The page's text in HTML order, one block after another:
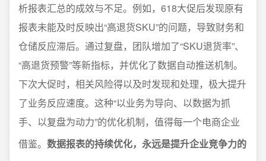
析报表汇总的成效与不足。例如，618大促后发现原有
报表未能及时反映出“高退货SKU”的问题，导致财务和
仓储反应滞后。通过复盘，团队增加了“SKU退货率”、
“高退货预警”等新指标，并优化了数据自动推送机制。
下次大促时，相关风险得以及时发现和处理，极大提升
了业务反应速度。这种“以业务为导向、以数据为抓
手、以复盘为动力”的优化机制，值得每一个电商企业
借鉴。 数据报表的持续优化，永远是提升企业竞争力的